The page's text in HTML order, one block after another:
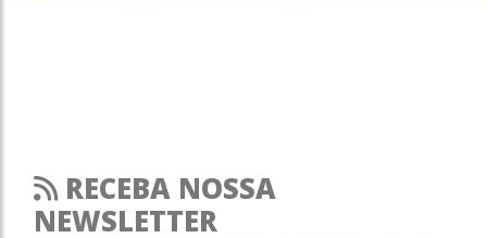
RECEBA NOSSA
NEWSLETTER